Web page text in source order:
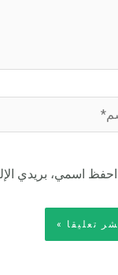
احفظ اسمي، بريدي